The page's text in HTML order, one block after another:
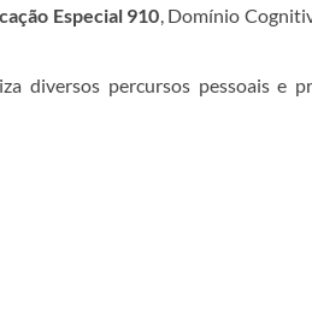
Especial 910, Domínio
diversos percursos pessoais e